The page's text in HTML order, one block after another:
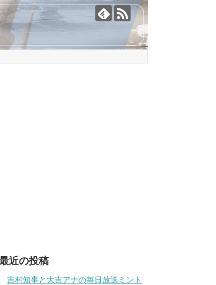
近の投稿
吉村知事と大吉アナの毎日放送ミント